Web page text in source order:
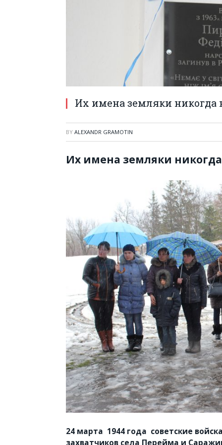
Их имена земляки никогда
BY ALEXANDR GRAMOTIN
Их имена земляки
24 марта 1944 года советские
захватчиков села Перейма и